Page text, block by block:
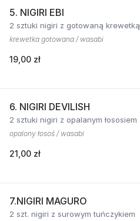
5. NIGIRI EBI
2 sztuki nigiri z gotowaną krewetką
krewetka gotowana / wasabi
19,00 zł
6. NIGIRI DEVILISH
2 sztuki nigiri z opalanym łososiem
opalony łosoś / wasabi
21,00 zł
7.NIGIRI MAGURO
2 szt. nigiri z surowym tuńczykiem